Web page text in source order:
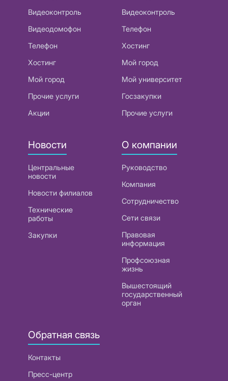
Видеоконтроль
Видеодомофон
Телефон
Хостинг
Мой город
Прочие услуги
Акции
Видеоконтроль
Телефон
Хостинг
Мой город
Мой университет
Госзакупки
Прочие услуги
Новости
Центральные
новости
Новости филиалов
Технические
работы
Закупки
О компании
Руководство
Компания
Сотрудничество
Сети связи
Правовая
информация
Профсоюзная
жизнь
Вышестоящий
государственный
орган
Обратная связь
Контакты
Пресс-центр